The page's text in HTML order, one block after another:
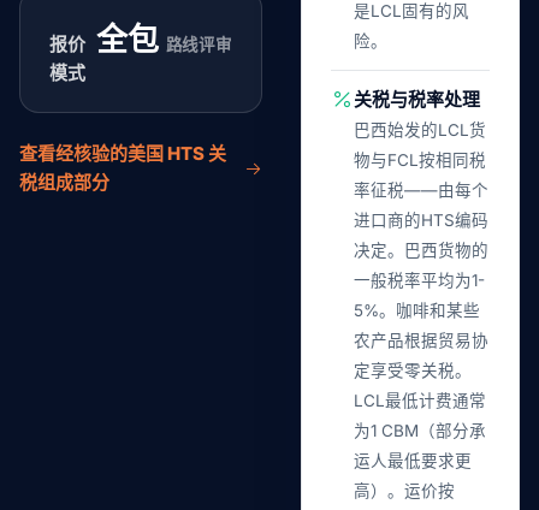
报价
模式
全包 路线评审
查看经核验的美国 HTS 关
税组成部分
是LCL固有的风
险。
关税与税率处理
巴西始发的LCL货
物与FCL按相同税
率征税——由每个
进口商的HTS编码
决定。巴西货物的
一般税率平均为1-
5%。咖啡和某些
农产品根据贸易协
定享受零关税。
LCL最低计费通常
为1 CBM（部分承
运人最低要求更
高）。运价按